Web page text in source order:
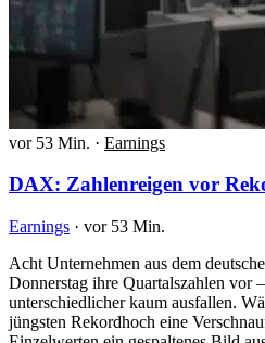
vor 53 Min. · Earnings
DAX: Zahlenreigen vor
Earnings · vor 53 Min.
Acht Unternehmen aus dem
Donnerstag ihre Quartalszahlen vor
unterschiedlicher kaum ausfallen.
jüngsten Rekordhoch eine